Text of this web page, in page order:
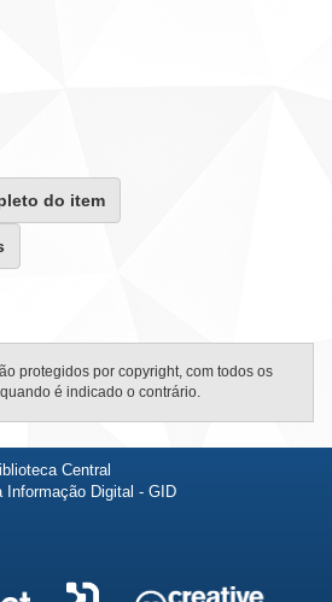
do item
protegidos por copyright, com todos os
é indicado o contrário.
Central
Informação Digital - GID